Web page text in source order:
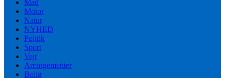
Mad
Motor
Natur
NYHED
Politik
Sport
Vejr
Arrangementer
Bolig